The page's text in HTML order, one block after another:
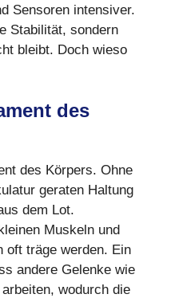
Sensoren intensiver.
Stabilität, sondern
bleibt. Doch wieso
des
des Körpers. Ohne
geraten Haltung
dem Lot.
Muskeln und
oft träge werden. Ein
andere Gelenke wie
wodurch die